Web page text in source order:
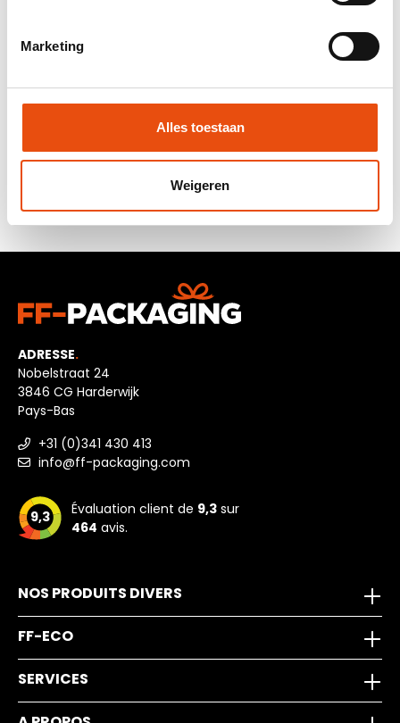
Marketing
Alles toestaan
Weigeren
ADRESSE.
Nobelstraat 24
3846 CG Harderwijk
Pays-Bas
+31 (0)341 430 413
info@ff-packaging.com
9,3 Évaluation client de 9,3 sur
464 avis.
NOS PRODUITS DIVERS
FF-ECO
SERVICES